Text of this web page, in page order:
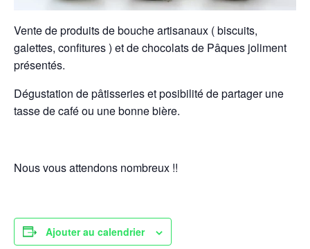
Vente de produits de bouche artisanaux ( biscuits,
galettes, confitures ) et de chocolats de Pâques joliment
présentés.
Dégustation de pâtisseries et posibilité de partager une
tasse de café ou une bonne bière.
Nous vous attendons nombreux !!
Ajouter au calendrier